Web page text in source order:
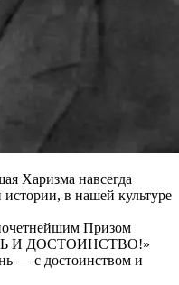
Харизма навсегда
в нашей культуре
Призом
И ДОСТОИНСТВО!»
— с достоинством и